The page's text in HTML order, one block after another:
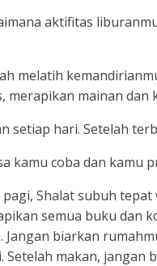
aktifitas
melatih
merapikan mainan
setiap hari. Setelah
kamu coba dan kamu
Shalat subuh
semua buku dan
Jangan biarkan
Setelah makan,